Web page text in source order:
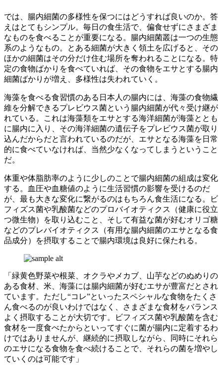
では、腸内細菌の多様性を保つにはどうすれば良いのか。答
えはとてもシンプル。毎日の食生活で、偏食せずにさまざま
なものを食べることが重要になる。腸内細菌叢は一つの生態
系のようなもの。とある細菌が大きく領土を広げると、その
ほかの細菌はその分だけ住む場所を奪われることになる。特
定の食物ばかりを食べていれば、その食物をエサとする腸内
細菌ばかりが増え、多様性は失われていく。
海藻を食べる食習慣のある日本人の腸内には、海藻の食物繊
維を分解できるプレビウス菌という腸内細菌が代々受け継が
れている。これは海藻類をエサとする海洋細菌が海藻ととも
に腸内に入り、その海洋細菌の遺伝子をプレビウス菌が取り
込んだからだと言われているのだが、エサとなる海藻を日常
的に食べていなければ、当然少なくなってしまうということ
だ。
体重や体脂肪率のように少しのことで腸内細菌の組成は変化
する。血圧や血糖値のように生活習慣の影響を受けるのだ
が、最も大きな変化に繋がるのはもちろん食生活になる。ビ
フィズス菌や乳酸菌などのプロバイオティクス（健康に役立
つ微生物）を取り込むこと、そして有益な菌が好むオリゴ糖
などのプレバイオティクス（有用な腸内細菌のエサとなる食
品成分）を摂取することで腸内環境は良好に保たれる。
「緑黄色野菜や根菜、オクラやメカブ、山芋などのぬめりの
ある食材、米、海藻には腸内細菌が好むエサが豊富だとされ
ています。ただし“コレ”といったスペシャルな食物をたくさ
ん食べるのが良いわけではなく、さまざまな食材をバランス
よく摂取することが大切です。ビフィズス菌や乳酸菌を含む
食材を一度食べたからといってすぐに菌が腸内に定着するわ
けではありませんが、継続的に摂取しながら、同時にそれら
のエサになる食物を食べ続けることで、それらの菌を増やし
ていくのは可能です」